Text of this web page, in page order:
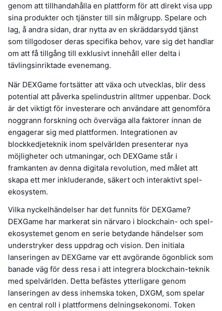
genom att tillhandahålla en plattform för att direkt visa upp
sina produkter och tjänster till sin målgrupp. Spelare och
lag, å andra sidan, drar nytta av en skräddarsydd tjänst
som tillgodoser deras specifika behov, vare sig det handlar
om att få tillgång till exklusivt innehåll eller delta i
tävlingsinriktade evenemang.
När DEXGame fortsätter att växa och utvecklas, blir dess
potential att påverka spelindustrin alltmer uppenbar. Dock
är det viktigt för investerare och användare att genomföra
noggrann forskning och överväga alla faktorer innan de
engagerar sig med plattformen. Integrationen av
blockkedjeteknik inom spelvärlden presenterar nya
möjligheter och utmaningar, och DEXGame står i
framkanten av denna digitala revolution, med målet att
skapa ett mer inkluderande, säkert och interaktivt spel-
ekosystem.
Vilka nyckelhändelser har det funnits för DEXGame?
DEXGame har markerat sin närvaro i blockchain- och spel-
ekosystemet genom en serie betydande händelser som
understryker dess uppdrag och vision. Den initiala
lanseringen av DEXGame var ett avgörande ögonblick som
banade väg för dess resa i att integrera blockchain-teknik
med spelvärlden. Detta befästes ytterligare genom
lanseringen av dess inhemska token, DXGM, som spelar
en central roll i plattformens delningsekonomi. Token